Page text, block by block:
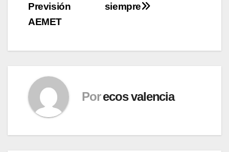
siempre
Previsión
AEMET
Por ecos valencia